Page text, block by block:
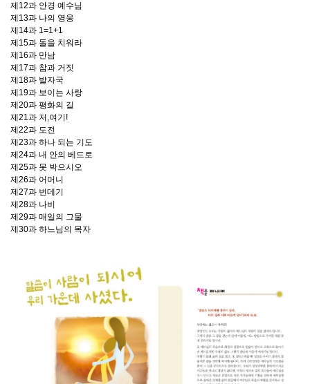
제12과 안경 예수님
제13과 나의 영웅
제14과 1=1+1
제15과 돌을 치워라
제16과 만남
제17과 참과 거짓
제18과 발자국
제19과 보이는 사랑
제20과 평화의 길
제21과 저,여기!
제22과 도전
제23과 하나 되는 기도
제24과 내 안의 베드로
제25과 못 박으시오
제26과 어머니
제27과 번데기
제28과 나비
제29과 매일의 그물
제30과 하느님의 목자